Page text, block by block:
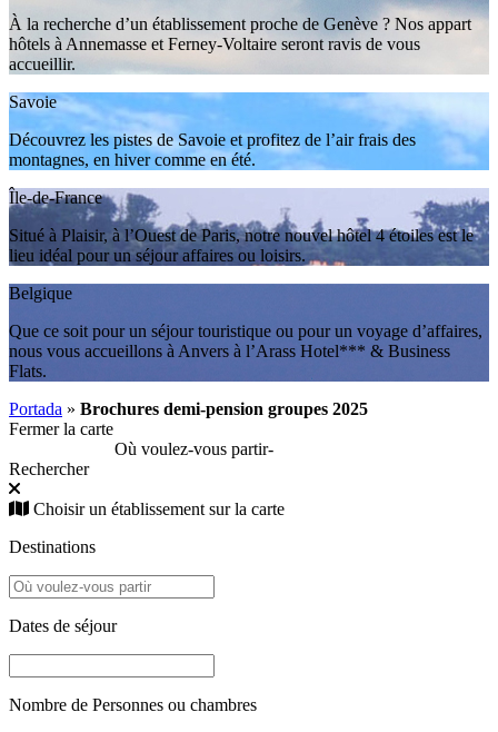
À la recherche d’un établissement proche de Genève ? Nos appart
hôtels à Annemasse et Ferney-Voltaire seront ravis de vous
accueillir.
Savoie
Découvrez les pistes de Savoie et profitez de l’air frais des
montagnes, en hiver comme en été.
Île-de-France
Situé à Plaisir, à l’Ouest de Paris, notre nouvel hôtel 4 étoiles est le
lieu idéal pour un séjour affaires ou loisirs.
Belgique
Que ce soit pour un séjour touristique ou pour un voyage d’affaires,
nous vous accueillons à Anvers à l’Arass Hotel*** & Business
Flats.
Portada » Brochures demi-pension groupes 2025
Fermer la carte
Où voulez-vous partir-
Rechercher
Choisir un établissement sur la carte
Destinations
Dates de séjour
Nombre de Personnes ou chambres